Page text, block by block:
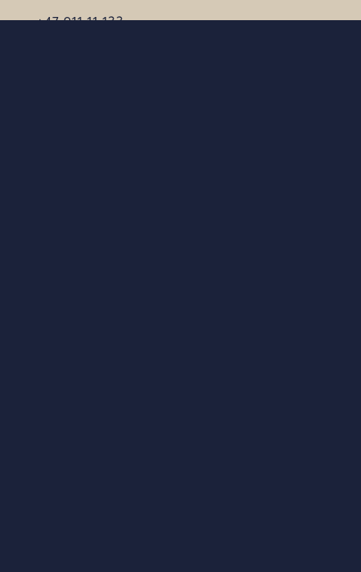
+47 911 11 133